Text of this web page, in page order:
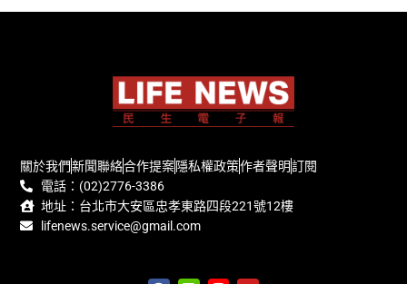
關於我們新聞聯絡合作提案隱私權政策作者聲明訂閱
電話：(02)2776-3386
地址：台北市大安區忠孝東路四段221號12樓
lifenews.service@gmail.com